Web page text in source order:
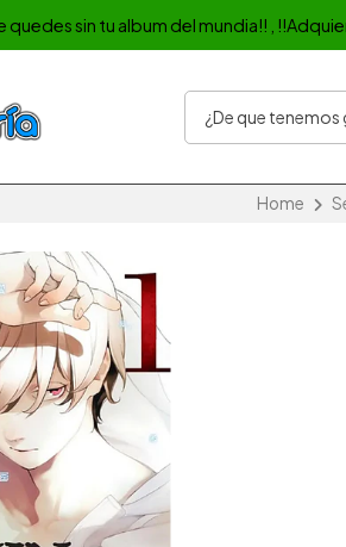
te quedes sin tu album del mundia!! ,
Home